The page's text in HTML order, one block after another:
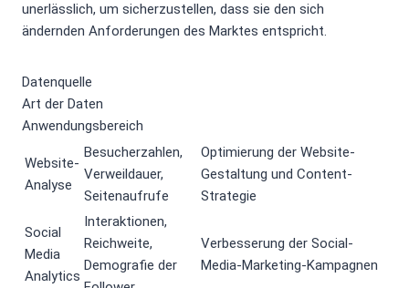
unerlässlich, um sicherzustellen, dass sie den sich
ändernden Anforderungen des Marktes entspricht.
Datenquelle
Art der Daten
Anwendungsbereich
Website-
Analyse
Besucherzahlen,
Verweildauer,
Seitenaufrufe
Optimierung der Website-
Gestaltung und Content-
Strategie
Social
Media
Analytics
Interaktionen,
Reichweite,
Demografie der
Verbesserung der Social-
Media-Marketing-Kampagnen